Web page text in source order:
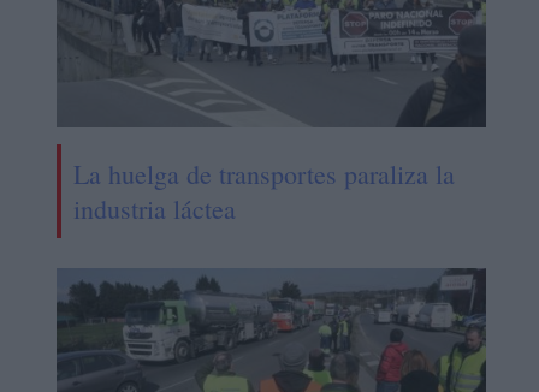
La huelga de transportes paraliza la
industria láctea